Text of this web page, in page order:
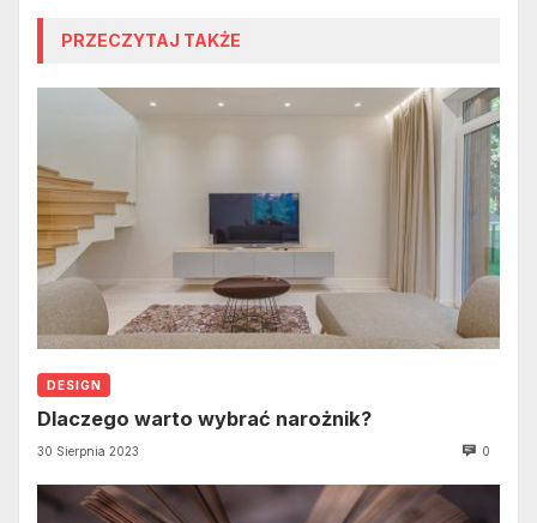
PRZECZYTAJ TAKŻE
DESIGN
Dlaczego warto wybrać narożnik?
30 Sierpnia 2023 0